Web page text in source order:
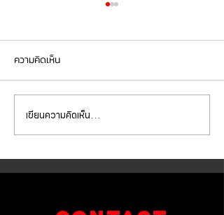
Mercedes Benz E350e เข้า
รับบริการเปลี่ยนจานเบรก ผ้า
เบรกหน้า พร้อมเซ็นเซอร์
ความคิดเห็น
เขียนความคิดเห็น…